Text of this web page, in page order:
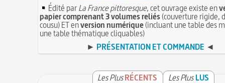
Édité parLa France pittoresque, cet ouvrage existe en
papier comprenant 3 volumes reliés(couverture rigide,
cousu) ET enversion numérique(incluant une table des
une table thématique cliquables)
► PRÉSENTATION ET COMMANDE ◄
Les PlusRÉCENTS Les Plus LUS